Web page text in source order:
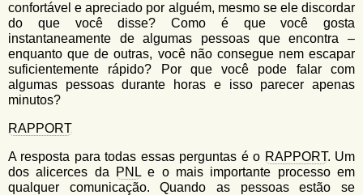
confortável e apreciado por alguém, mesmo se ele discordar
do que você disse? Como é que você gosta
instantaneamente de algumas pessoas que encontra –
enquanto que de outras, você não consegue nem escapar
suficientemente rápido? Por que você pode falar com
algumas pessoas durante horas e isso parecer apenas
minutos?
RAPPORT
A resposta para todas essas perguntas é o RAPPORT. Um
dos alicerces da
PNL e o mais importante processo em
qualquer comunicação. Quando as pessoas estão se